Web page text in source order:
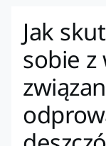
Jak
sobie z